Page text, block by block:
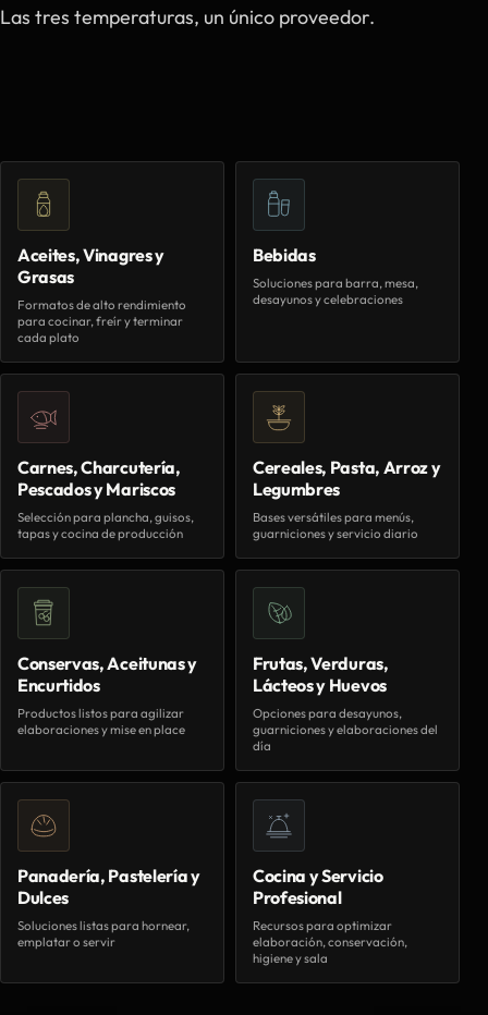
Las tres temperaturas, un único proveedor.
Aceites, Vinagres y
Grasas
Formatos de alto rendimiento
para cocinar, freír y terminar
cada plato
Bebidas
Soluciones para barra, mesa,
desayunos y celebraciones
Carnes, Charcutería,
Pescados y Mariscos
Selección para plancha, guisos,
tapas y cocina de producción
Cereales, Pasta, Arroz y
Legumbres
Bases versátiles para menús,
guarniciones y servicio diario
Conservas, Aceitunas y
Encurtidos
Productos listos para agilizar
elaboraciones y mise en place
Frutas, Verduras,
Lácteos y Huevos
Opciones para desayunos,
guarniciones y elaboraciones del
día
Panadería, Pastelería y
Dulces
Soluciones listas para hornear,
emplatar o servir
Cocina y Servicio
Profesional
Recursos para optimizar
elaboración, conservación,
higiene y sala